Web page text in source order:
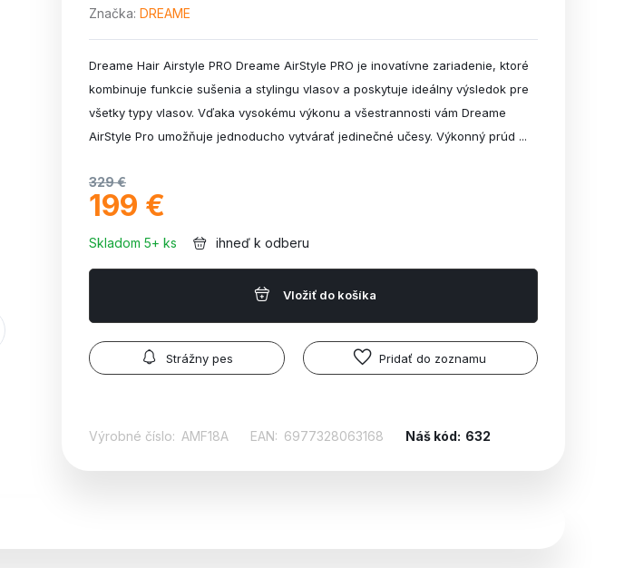
Značka DREAME
Dreame Hair Airstyle PRO Dreame AirStyle PRO je inovatívne zariadenie, ktoré
kombinuje funkcie sušenia a stylingu vlasov a poskytuje ideálny výsledok pre
všetky typy vlasov. Vďaka vysokému výkonu a všestrannosti vám Dreame
AirStyle Pro umožňuje jednoducho vytvárať jedinečné učesy. Výkonný prúd ...
329 €
199 €
Skladom 5+ ks ihneď k odberu
Vložiť do košíka
Strážny pes Pridať do zoznamu
Výrobné číslo: AMF18A EAN: 6977328063168 Náš kód: 632